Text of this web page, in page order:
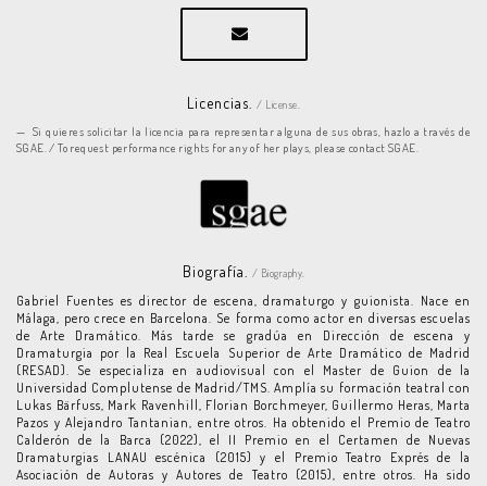
Licencias. / License.
Si quieres solicitar la licencia para representar alguna de sus obras, hazlo a través de
SGAE. / To request performance rights for any of her plays, please contact SGAE.
Biografía. / Biography.
Gabriel Fuentes es director de escena, dramaturgo y guionista. Nace en
Málaga, pero crece en Barcelona. Se forma como actor en diversas escuelas
de Arte Dramático. Más tarde se gradúa en Dirección de escena y
Dramaturgia por la Real Escuela Superior de Arte Dramático de Madrid
(RESAD). Se especializa en audiovisual con el Master de Guion de la
Universidad Complutense de Madrid/TMS. Amplía su formación teatral con
Lukas Bärfuss, Mark Ravenhill, Florian Borchmeyer, Guillermo Heras, Marta
Pazos y Alejandro Tantanian, entre otros. Ha obtenido el Premio de Teatro
Calderón de la Barca (2022), el II Premio en el Certamen de Nuevas
Dramaturgias LANAU escénica (2015) y el Premio Teatro Exprés de la
Asociación de Autoras y Autores de Teatro (2015), entre otros. Ha sido